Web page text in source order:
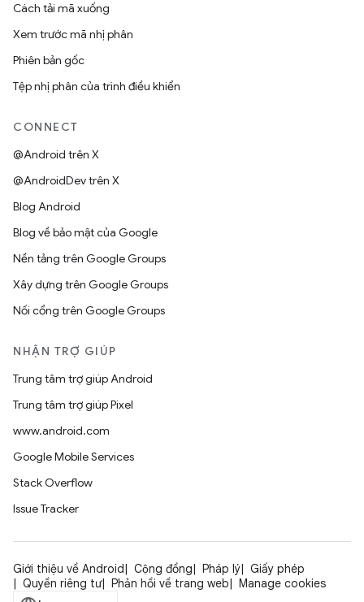
Cách tải mã xuống
Xem trước mã nhị phân
Phiên bản gốc
Tệp nhị phân của trình điều khiển
CONNECT
@Android trên X
@AndroidDev trên X
Blog Android
Blog về bảo mật của Google
Nền tảng trên Google Groups
Xây dựng trên Google Groups
Nối cổng trên Google Groups
NHẬN TRỢ GIÚP
Trung tâm trợ giúp Android
Trung tâm trợ giúp Pixel
www.android.com
Google Mobile Services
Stack Overflow
Issue Tracker
Giới thiệu về Android Cộng đồng Pháp lý
Giấy phép
Quyền riêng tư
Phản hồi về trang web Manage cookies